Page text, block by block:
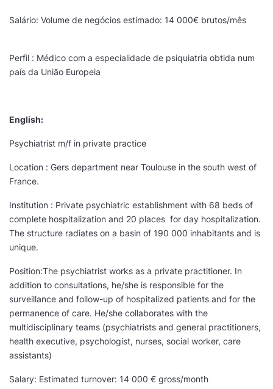
Salário: Volume de negócios estimado: 14 000€ brutos/mês
Perfil : Médico com a especialidade de psiquiatria obtida num
país da União Europeia
English:
Psychiatrist m/f in private practice
Location : Gers department near Toulouse in the south west of
France.
Institution : Private psychiatric establishment with 68 beds of
complete hospitalization and 20 places for day hospitalization.
The structure radiates on a basin of 190 000 inhabitants and is
unique.
Position:The psychiatrist works as a private practitioner. In
addition to consultations, he/she is responsible for the
surveillance and follow-up of hospitalized patients and for the
permanence of care. He/she collaborates with the
multidisciplinary teams (psychiatrists and general practitioners,
health executive, psychologist, nurses, social worker, care
assistants)
Salary: Estimated turnover: 14 000 € gross/month